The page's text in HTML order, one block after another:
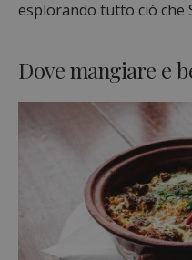
esplorando tutto ciò che
Dove mangiare e